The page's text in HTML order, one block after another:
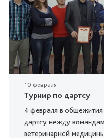
10 февраля
Турнир по дартсу
4 февраля в
дартсу между
ветеринарной